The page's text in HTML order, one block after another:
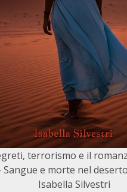
terrorismo e il
e morte nel
Isabella Silvestri